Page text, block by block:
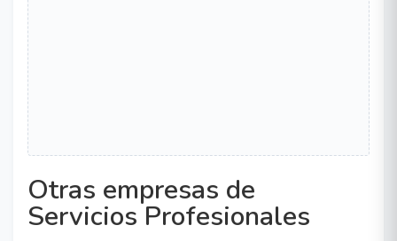
Otras empresas de
Servicios Profesionales